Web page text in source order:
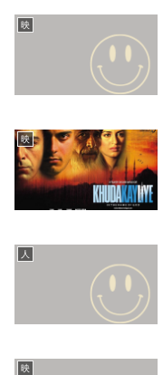
映
映
人
映